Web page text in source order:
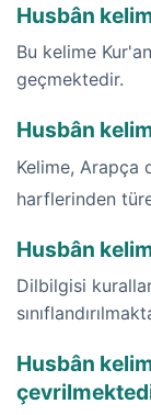
Husbân
Bu kelime
geçmektedir.
Husbân
Kelime, Arapça
harflerinden
Husbân
Dilbilgisi
Husbân